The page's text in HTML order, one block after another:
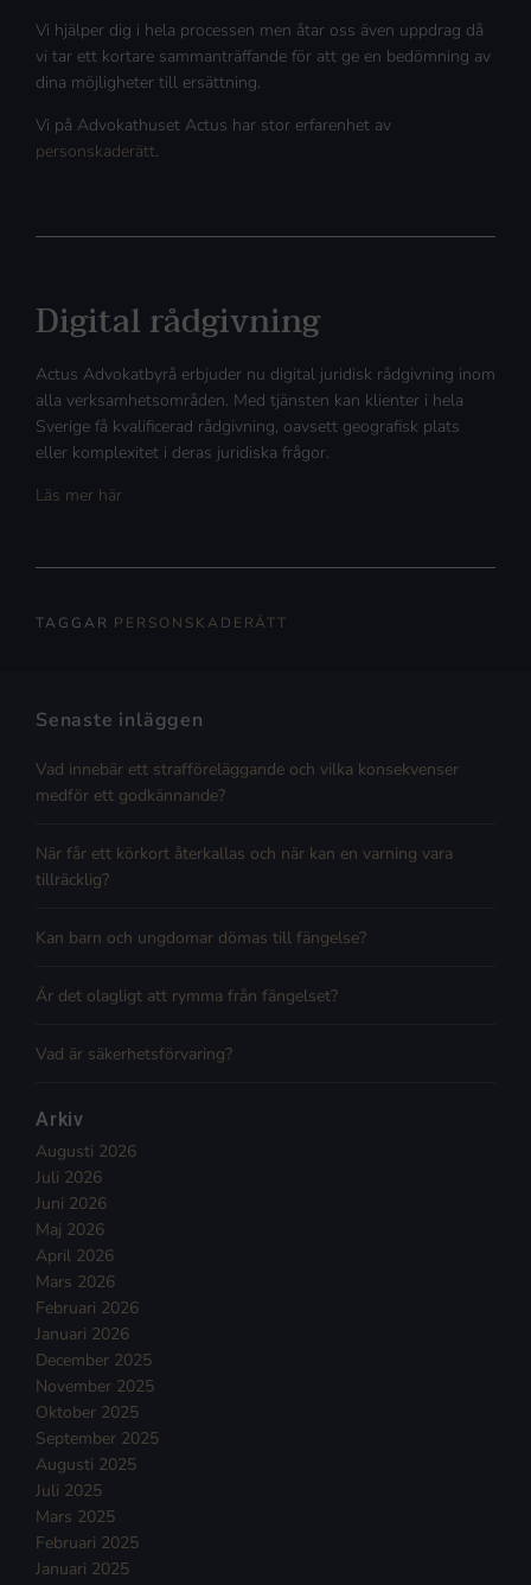
Vi hjälper dig i hela processen men åtar oss även uppdrag då
vi tar ett kortare sammanträffande för att ge en bedömning av
dina möjligheter till ersättning.
Vi på Advokathuset Actus har stor erfarenhet av
personskaderätt.
Digital rådgivning
Actus Advokatbyrå erbjuder nu digital juridisk rådgivning inom
alla verksamhetsområden. Med tjänsten kan klienter i hela
Sverige få kvalificerad rådgivning, oavsett geografisk plats
eller komplexitet i deras juridiska frågor.
Läs mer här
TAGGAR PERSONSKADERÄTT
Senaste inläggen
Vad innebär ett strafföreläggande och vilka konsekvenser
medför ett godkännande?
När får ett körkort återkallas och när kan en varning vara
tillräcklig?
Kan barn och ungdomar dömas till fängelse?
Är det olagligt att rymma från fängelset?
Vad är säkerhetsförvaring?
Arkiv
Augusti 2026
Juli 2026
Juni 2026
Maj 2026
April 2026
Mars 2026
Februari 2026
Januari 2026
December 2025
November 2025
Oktober 2025
September 2025
Augusti 2025
Juli 2025
Mars 2025
Februari 2025
Januari 2025